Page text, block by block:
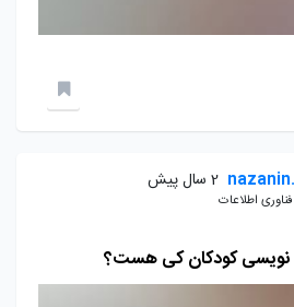
2 سال پیش
اطلاعات
نویسی کودکان کی هست؟